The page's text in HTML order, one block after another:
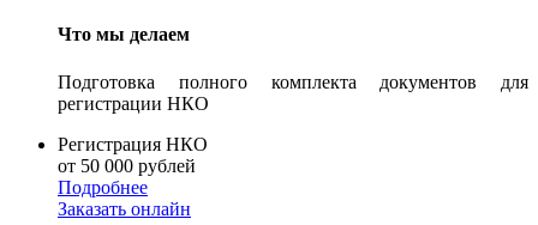
Что мы делаем
Подготовка полного комплекта документов для
регистрации НКО
Регистрация НКО
от 50 000 рублей
Подробнее
Заказать онлайн